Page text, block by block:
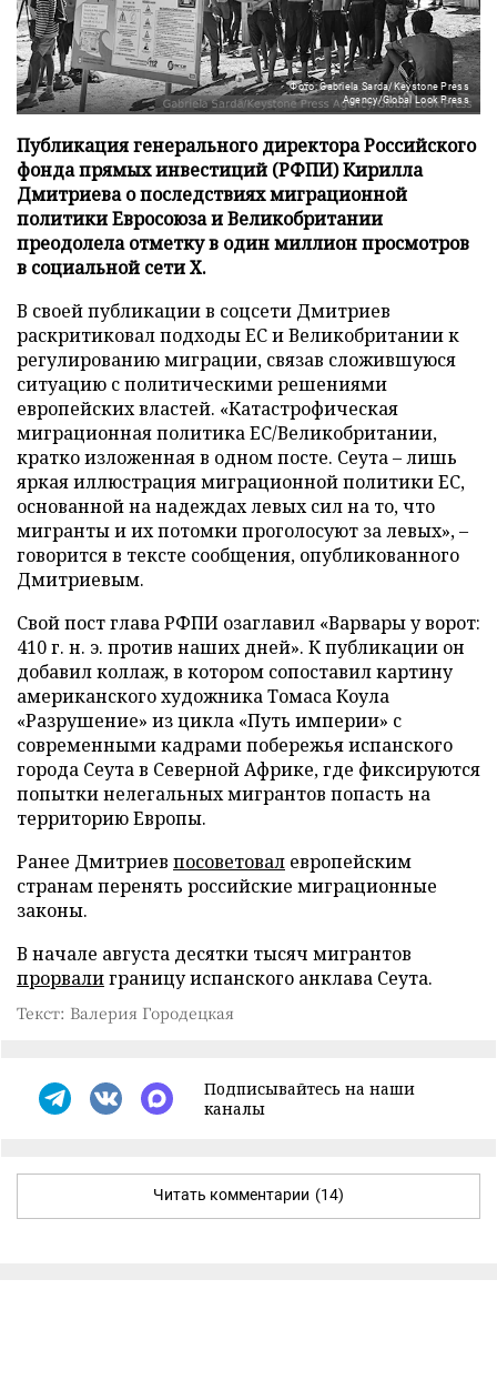
Фото: Gabriela Sarda/Keystone Press
Agency/Global Look Press
Публикация генерального директора Российского
фонда прямых инвестиций (РФПИ) Кирилла
Дмитриева о последствиях миграционной
политики Евросоюза и Великобритании
преодолела отметку в один миллион просмотров
в социальной сети X.
В своей публикации в соцсети Дмитриев
раскритиковал подходы ЕС и Великобритании к
регулированию миграции, связав сложившуюся
ситуацию с политическими решениями
европейских властей. «Катастрофическая
миграционная политика ЕС/Великобритании,
кратко изложенная в одном посте. Сеута – лишь
яркая иллюстрация миграционной политики ЕС,
основанной на надеждах левых сил на то, что
мигранты и их потомки проголосуют за левых», –
говорится в тексте сообщения, опубликованного
Дмитриевым.
Свой пост глава РФПИ озаглавил «Варвары у ворот:
410 г. н. э. против наших дней». К публикации он
добавил коллаж, в котором сопоставил картину
американского художника Томаса Коула
«Разрушение» из цикла «Путь империи» с
современными кадрами побережья испанского
города Сеута в Северной Африке, где фиксируются
попытки нелегальных мигрантов попасть на
территорию Европы.
Ранее Дмитриев посоветовал европейским
странам перенять российские миграционные
законы.
В начале августа десятки тысяч мигрантов
прорвалиграницу испанского анклава Сеута.
Текст: Валерия Городецкая
Подписывайтесь на наши
каналы
Читать комментарии (14)